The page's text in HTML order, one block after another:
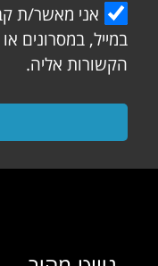
אני מאשר/ת
במייל, במסרונים
הקשורות אליה.